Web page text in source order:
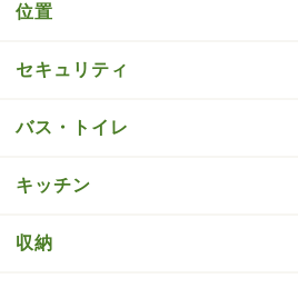
位置
セキュリティ
バス・トイレ
キッチン
収納